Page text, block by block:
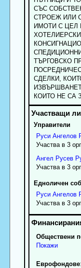
СЪС
СТРОЕЖ ИЛИ
ИМОТИ С ЦЕЛ
ТЪРГОВСКО
СДЕЛКИ,
КОИТО НЕ СА
Управители
Руси Ангелов
Участва в 3
Ангел Русев
Участва в 3
Едноличен
Руси Ангелов
Участва в 3
Обществени
Покажи
Еврофондове